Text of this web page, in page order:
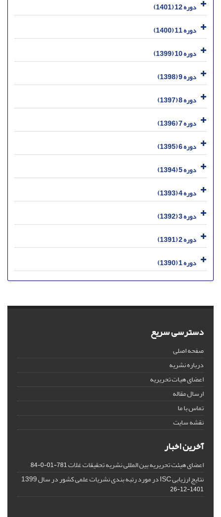
دوره 12 (1401)
دوره 11 (1400)
دوره 10 (1399)
دوره 9 (1398)
دوره 8 (1397)
دوره 7 (1396)
دوره 6 (1395)
دوره 5 (1394)
دوره 4 (1393)
دوره 3 (1392)
دوره 2 (1391)
دوره 1 (1390)
دسترسی سریع
صفحه اصلی
درباره نشریه
اعضای هیات تحریریه
ارسال مقاله
تماس با ما
نقشه سایت
آخرین اخبار
اعضای هیئت تحریریه بین المللی نشریه تحقیقات غلات781-01-0-84
نتایج ارزیابی ISC در مورد رتبه بندی نشریات علمی کشور در سال 1399
1401-12-26